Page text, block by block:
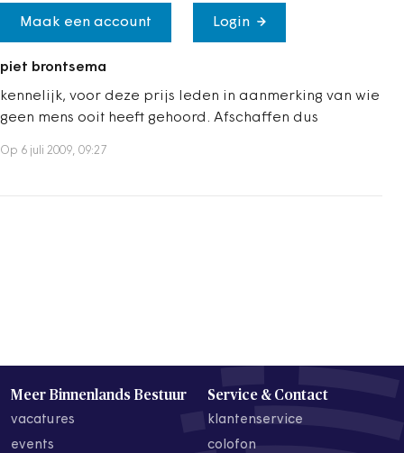
Maak een account Login
piet brontsema
kennelijk, voor deze prijs leden in aanmerking van wie
geen mens ooit heeft gehoord. Afschaffen dus
Op 6 juli 2009, 09:27
Meer Binnenlands Bestuur
vacatures
events
Service & Contact
klantenservice
colofon